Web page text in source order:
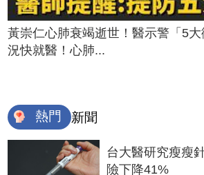
黃崇仁心肺衰竭逝世！醫示警「5
況快就醫！心肺...
熱門 新聞
台大醫研究瘦瘦
險下降41%